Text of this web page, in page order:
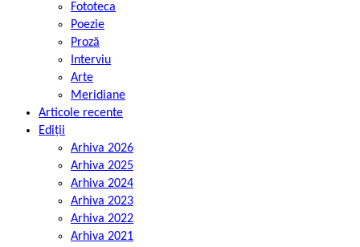
Fototeca
Poezie
Proză
Interviu
Arte
Meridiane
Articole recente
Ediții
Arhiva 2026
Arhiva 2025
Arhiva 2024
Arhiva 2023
Arhiva 2022
Arhiva 2021